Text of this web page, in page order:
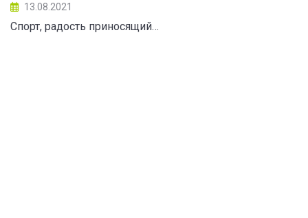
13.08.2021
Спорт, радость приносящий…